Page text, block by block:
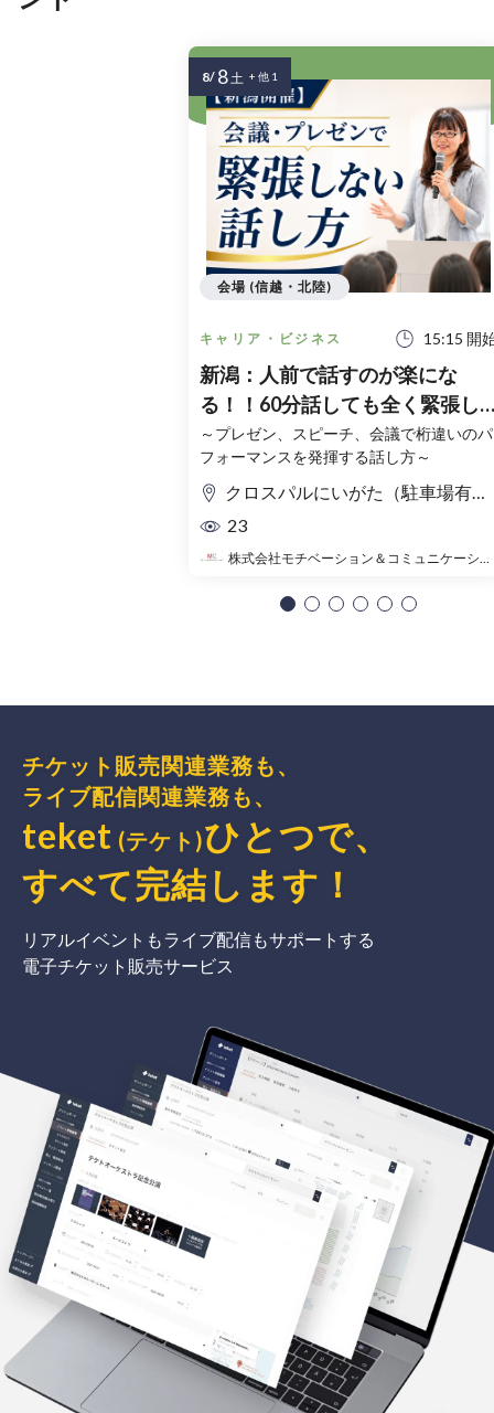
キャリア・ビジネス 15:15 開
新潟：人前で話すのが楽にな
る！！60分話しても全く緊張し
ない「話し方」実践セミナー
～プレゼン、スピーチ、会議で桁違いのパ
フォーマンスを発揮する話し方～
クロスパルにいがた（駐車場有） ※当日のセミナー会場は1階エレベーター入口横の掲示に表示しております。そちらをご確認ください。
23
株式会社モチベーション＆コミュニケーション
会場 (信越・北陸)
8/ 8土 + 他 1
チケット販売関連業務も、
ライブ配信関連業務も、
teket (テケト)ひとつで、
すべて完結 します ！
リアルイベントもライブ配信もサポートする
電子チケット販売サービス